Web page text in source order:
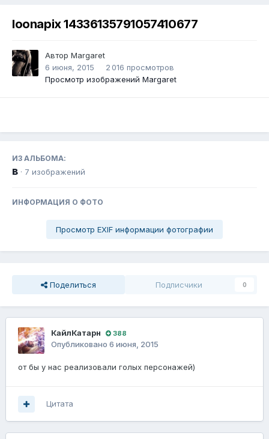
loonapix 14336135791057410677
Автор Margaret
6 июня, 2015
2 016 просмотров
Просмотр изображений Margaret
ИЗ АЛЬБОМА:
в · 7 изображений
ИНФОРМАЦИЯ О ФОТО
Просмотр EXIF информации фотографии
Поделиться Подписчики 0
КайлКатарн 388
Опубликовано 6 июня, 2015
от бы у нас реализовали голых персонажей)
Цитата